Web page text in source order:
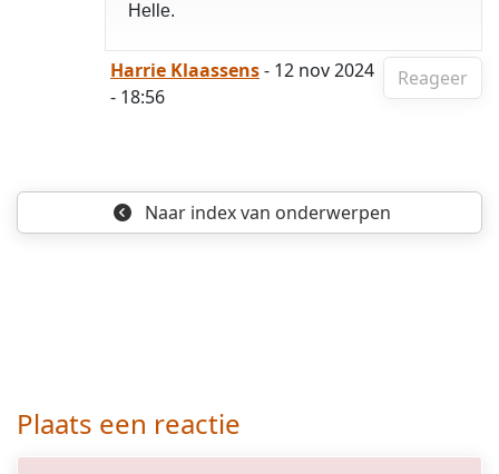
Helle.
Reageer
Harrie Klaassens- 12 nov 2024
- 18:56
Naar indexvan onderwerpen
Plaats een reactie